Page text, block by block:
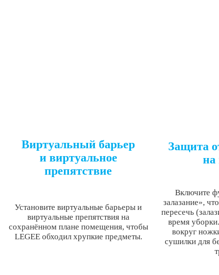
Виртуальный барьер
и виртуальное
препятствие
Защита
на
Установите виртуальные барьеры и
виртуальные препятствия на
сохранённом плане помещения, чтобы
LEGEE обходил хрупкие предметы.
Включите
залазание»,
пересечь
время
вокруг
сушилки для